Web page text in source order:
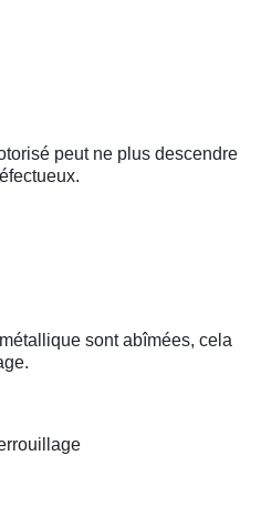
peut ne plus descendre
sont abîmées, cela